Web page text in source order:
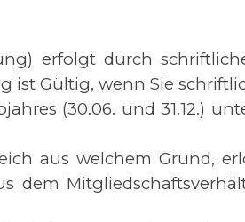
erfolgt durch
ist Gültig, wenn Sie
(30.06. und 31.12.)
aus welchem Grund,
dem